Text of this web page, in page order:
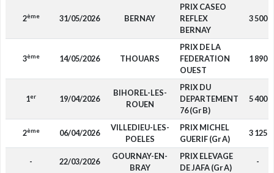
2ème 31/05/2026 BERNAY
PRIX CASEO
REFLEX
BERNAY
3 500
3ème 14/05/2026 THOUARS
PRIX DE LA
FEDERATION
OUEST
1 890
1er 19/04/2026
BIHOREL-LES-
ROUEN
PRIX DU
DEPARTEMENT
76 (Gr B)
5 400
2ème 06/04/2026
VILLEDIEU-LES-
POELES
PRIX MICHEL
GUERIF (Gr A)
3 125
- 22/03/2026
GOURNAY-EN-
BRAY
PRIX ELEVAGE
DE JAFA (Gr A)
-